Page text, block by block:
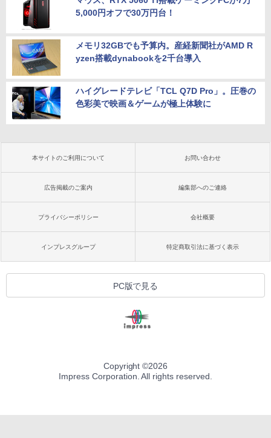
5,000円オフで30万円台！
メモリ32GBでも予算内。産経新聞社がAMD R
yzen搭載dynabookを2千台導入
ハイグレードテレビ「TCL Q7D Pro」。圧巻の
色彩美で映画＆ゲームが極上体験に
本サイトのご利用について お問い合わせ
広告掲載のご案内 編集部へのご連絡
プライバシーポリシー 会社概要
インプレスグループ 特定商取引法に基づく表示
PC版で見る
Copyright ©2026
Impress Corporation. All rights reserved.